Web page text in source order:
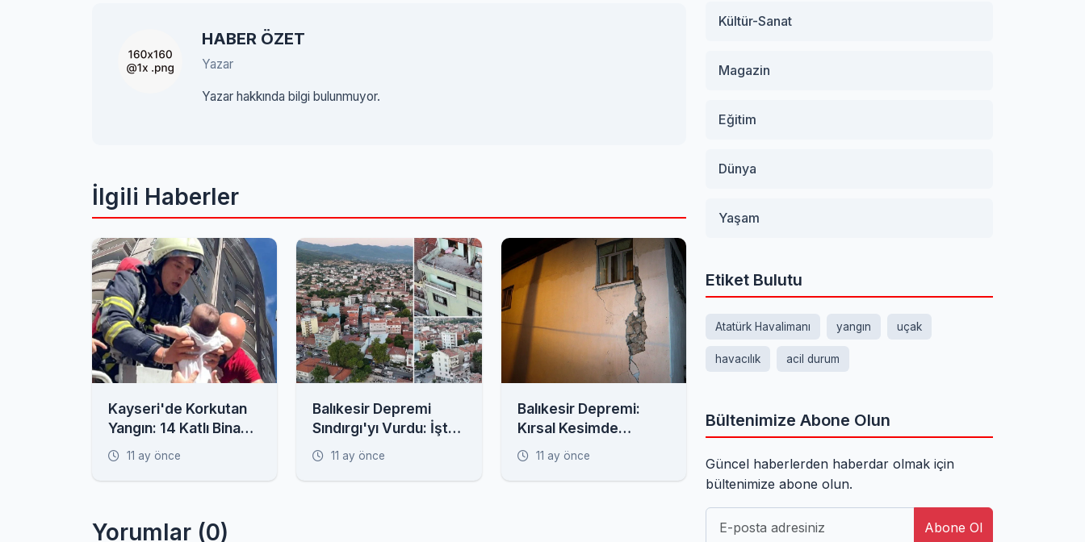
HABER ÖZET
Yazar
Yazar hakkında bilgi bulunmuyor.
İlgili Haberler
Kayseri'de Korkutan
Yangın: 14 Katlı Bina
Alevlere Teslim,
Mahsur Kalanlar Var!
11 ay önce
Balıkesir Depremi
Sındırgı'yı Vurdu: İşte
Havadan Görüntüler
11 ay önce
Balıkesir Depremi:
Kırsal Kesimde
Evlerde Derin
Çatlaklar Oluştu,
Minare Yıkıldı
11 ay önce
Yorumlar (0)
Kültür-Sanat
Magazin
Eğitim
Dünya
Yaşam
Etiket Bulutu
Atatürk Havalimanı yangın uçak
havacılık acil durum
Bültenimize Abone Olun
Güncel haberlerden haberdar olmak için
bültenimize abone olun.
Abone Ol